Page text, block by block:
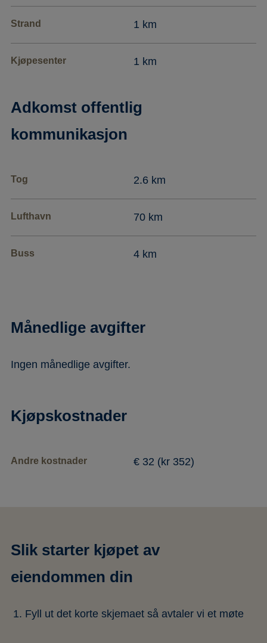
Strand 1 km
Kjøpesenter 1 km
Adkomst offentlig
kommunikasjon
Tog 2.6 km
Lufthavn 70 km
Buss 4 km
Månedlige avgifter
Ingen månedlige avgifter.
Kjøpskostnader
Andre kostnader € 32 (kr 352)
Slik starter kjøpet av
eiendommen din
Fyll ut det korte skjemaet så avtaler vi et møte